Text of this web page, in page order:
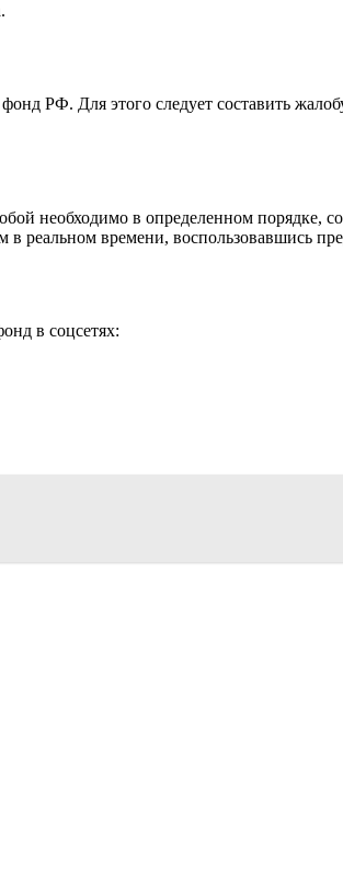
РФ. Для этого следует составить
необходимо в определенном порядке,
реальном времени, воспользовавшись
в соцсетях: